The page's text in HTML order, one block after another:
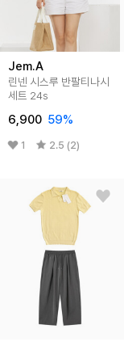
Jem.A
린넨 시스루 반팔티나시
세트 24s
6,900 59%
1 2.5 (2)